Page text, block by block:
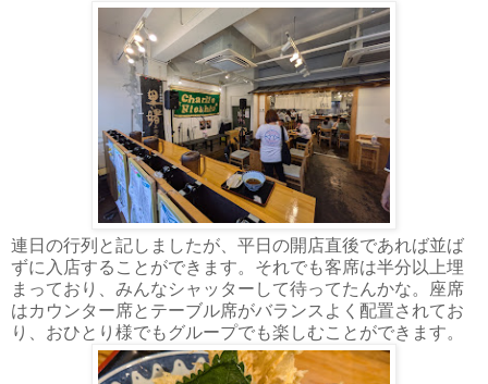
連日の行列と記しましたが、平日の開店直後であれば並ば
ずに入店することができます。それでも客席は半分以上埋
まっており、みんなシャッターして待ってたんかな。座席
はカウンター席とテーブル席がバランスよく配置されてお
り、おひとり様でもグループでも楽しむことができます。